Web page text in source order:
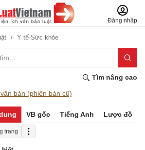
Đăng nhập
Y tế-Sức khỏe
Tìm nâng cao
bản (phiên bản cũ)
VB gốc Tiếng Anh Lược đồ
trang